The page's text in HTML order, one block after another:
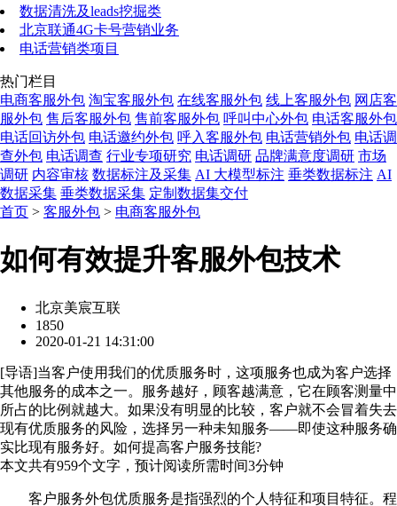
数据清洗及leads挖掘类
北京联通4G卡号营销业务
电话营销类项目
热门栏目
电商客服外包 淘宝客服外包 在线客服外包 线上客服外包 网店客
服外包 售后客服外包 售前客服外包 呼叫中心外包 电话客服外包
电话回访外包 电话邀约外包 呼入客服外包 电话营销外包 电话调
查外包 电话调查 行业专项研究 电话调研 品牌满意度调研 市场
调研 内容审核 数据标注及采集 AI 大模型标注 垂类数据标注 AI
数据采集 垂类数据采集 定制数据集交付
首页 > 客服外包 > 电商客服外包
如何有效提升客服外包技术
北京美宸互联
1850
2020-01-21 14:31:00
[导语]当客户使用我们的优质服务时，这项服务也成为客户选择
其他服务的成本之一。服务越好，顾客越满意，它在顾客测量中
所占的比例就越大。如果没有明显的比较，客户就不会冒着失去
现有优质服务的风险，选择另一种未知服务——即使这种服务确
实比现有服务好。如何提高客户服务技能?
本文共有959个文字，预计阅读所需时间3分钟
客户服务外包优质服务是指强烈的个人特征和项目特征。程